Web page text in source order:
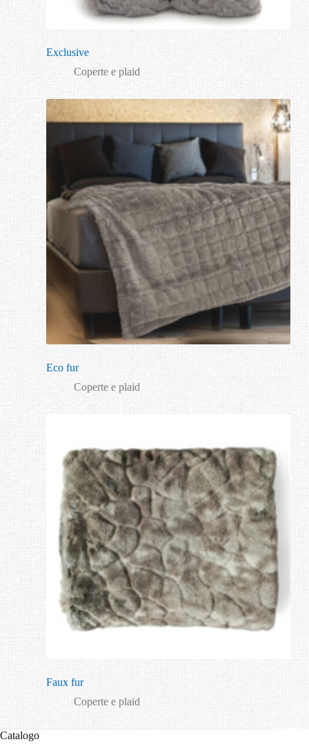
Exclusive
Coperte e plaid
Eco fur
Coperte e plaid
Faux fur
Coperte e plaid
Catalogo